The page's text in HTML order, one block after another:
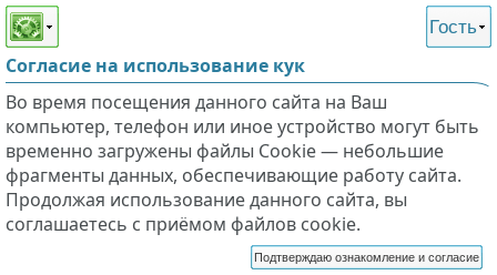
Этот сайт поддерживает
слабовидящих
Гость
Согласие на использование кук
Во время посещения данного сайта на Ваш
компьютер, телефон или иное устройство могут быть
временно загружены файлы Cookie — небольшие
фрагменты данных, обеспечивающие работу сайта.
Продолжая использование данного сайта, вы
соглашаетесь с приёмом файлов cookie.
Подтверждаю ознакомление и согласие